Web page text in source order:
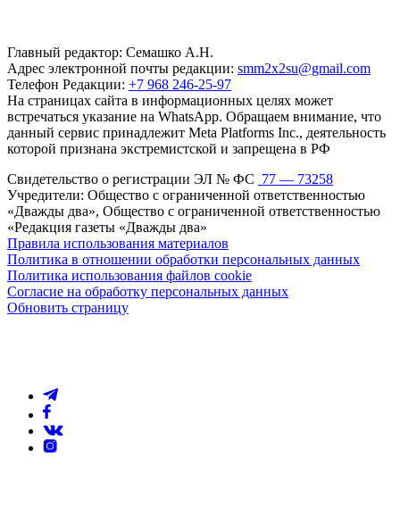
Главный редактор: Семашко А.Н.
Адрес электронной почты редакции: smm2x2su@gmail.com
Телефон Редакции: +7 968 246-25-97
На страницах сайта в информационных целях может
встречаться указание на WhatsApp. Обращаем внимание, что
данный сервис принадлежит Meta Platforms Inc., деятельность
которой признана экстремистской и запрещена в РФ
Свидетельство о регистрации ЭЛ № ФС 77 — 73258
Учредители: Общество с ограниченной ответственностью
«Дважды два», Общество с ограниченной ответственностью
«Редакция газеты «Дважды два»
Правила использования материалов
Политика в отношении обработки персональных данных
Политика использования файлов cookie
Согласие на обработку персональных данных
Обновить страницу